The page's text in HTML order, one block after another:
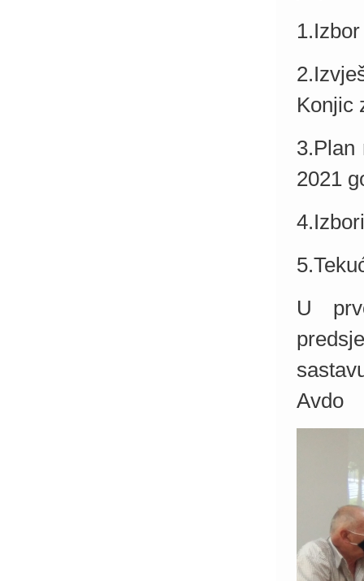
1.I
Konjic
3.Plan
2021
U
Avdo